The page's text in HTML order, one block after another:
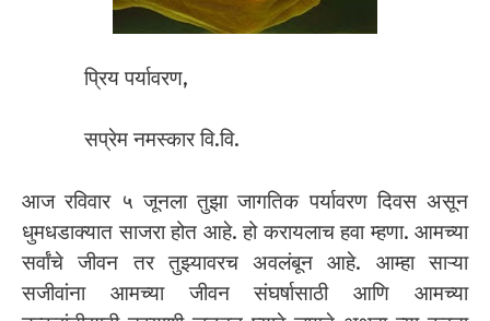
प्रिय पर्यावरण,
सप्रेम नमस्कार वि.वि.
आज रविवार ५ जूनला तुझा जागतिक पर्यावरण दिवस असून
धुमधडाक्यात साजरा होत आहे. हो करायलाच हवा म्हणा. आमच्या
सर्वांचे जीवन तर तुझ्यावरच अवलंबून आहे. आम्हा साऱ्या
सजीवांना आमच्या जीवन संघर्षासाठी आणि आमच्या